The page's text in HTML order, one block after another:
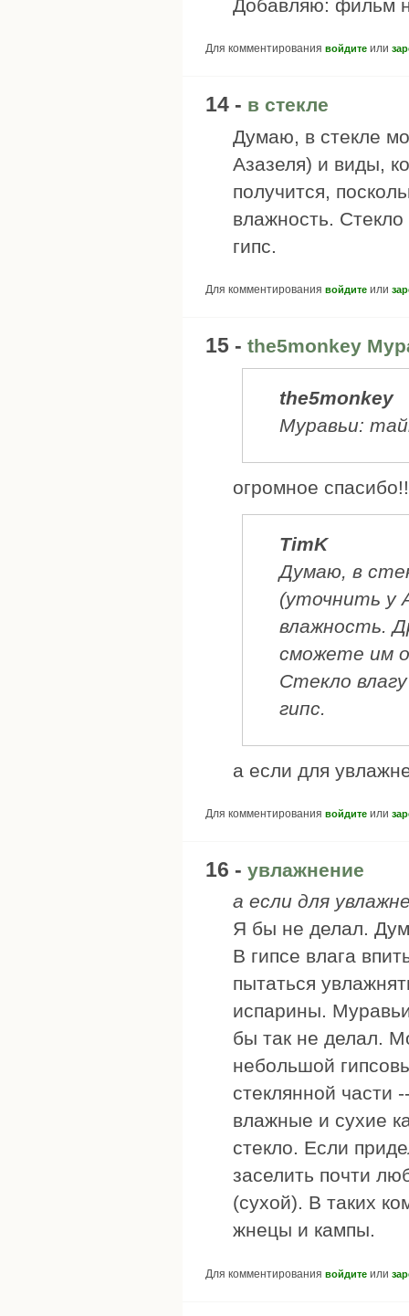
Добавляю: фильм
Для комментирования войдите или
14 - в стекле
Думаю, в стекле
Азазеля) и виды,
получится,
влажность. Стекло
гипс.
Для комментирования войдите или
15 - the5monkey
the5monkey
Муравьи:
огромное
TimK
Думаю, в
(уточнить у
влажность.
сможете им
Стекло
гипс.
а если для
Для комментирования войдите или
16 - увлажнение
а если для
Я бы не делал.
В гипсе влага
пытаться
испарины.
бы так не делал.
небольшой
стеклянной части
влажные и сухие
стекло. Если
заселить почти
(сухой). В таких
жнецы и кампы.
Для комментирования войдите или